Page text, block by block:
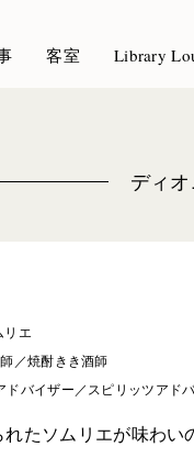
客室 Library
ディ
エ
／焼酎きき酒師
バイザー／スピリッツアド
たソムリエが味わい